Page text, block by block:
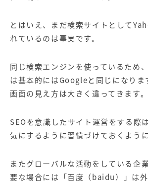
とはいえ、まだ検索サイトとして
れているのは事実です。
同じ検索エンジンを使っているため
は基本的にはGoogleと同じになり
画面の見え方は大きく違ってきます。
SEOを意識したサイト運営をする際
気にするように習慣づけておくよう
またグローバルな活動をしている企
要な場合には「百度（baidu）」は